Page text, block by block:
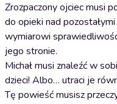
Zrozpaczony ojciec musi
do opieki nad
wymiarowi
jego stronie.
Michał musi znaleźć w
dzieci! Albo… utraci je
Tę powieść musisz